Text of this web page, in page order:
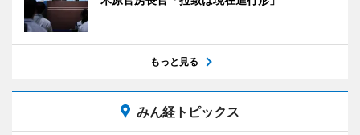
もっと見る
みん経トピックス